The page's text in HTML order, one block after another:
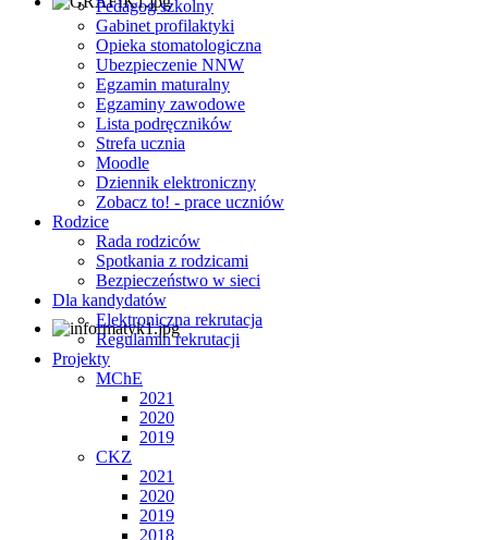
Pedagog szkolny
Gabinet profilaktyki
Opieka stomatologiczna
Ubezpieczenie NNW
Egzamin maturalny
Egzaminy zawodowe
Lista podręczników
Strefa ucznia
Moodle
Dziennik elektroniczny
Zobacz to! - prace uczniów
Rodzice
Rada rodziców
Spotkania z rodzicami
Bezpieczeństwo w sieci
Dla kandydatów
Elektroniczna rekrutacja
Regulamin rekrutacji
Projekty
MChE
2021
2020
2019
CKZ
2021
2020
2019
2018